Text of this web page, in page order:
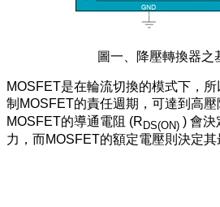
圖一、降壓轉換器之
MOSFET是在輪流切換的模式下，
制MOSFET的責任週期，可達到高壓
MOSFET的導通電阻 (R DS(ON) ) 會決
力，而MOSFET的額定電壓則決定其